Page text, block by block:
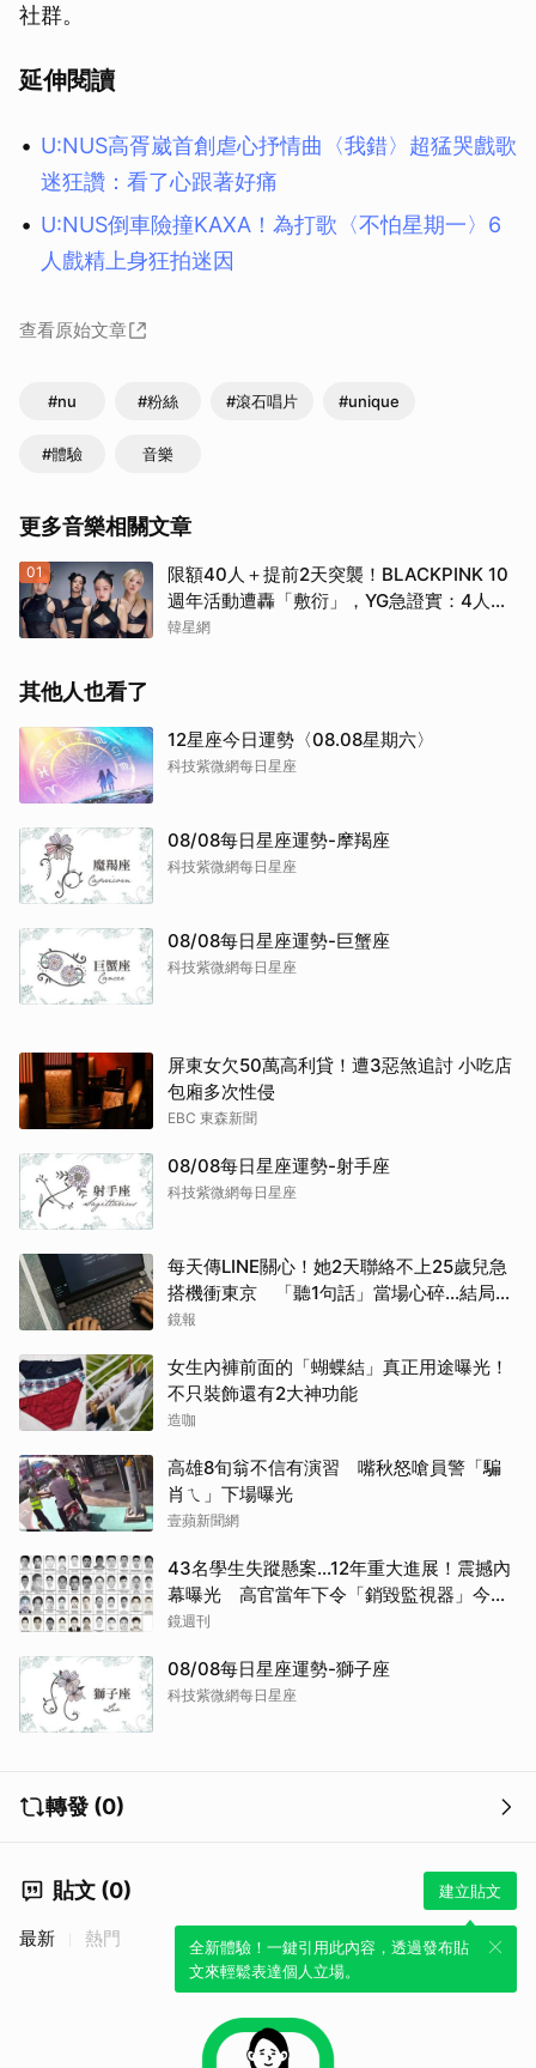
社群。
延伸閱讀
U:NUS高胥崴首創虐心抒情曲〈我錯〉超猛哭戲歌
迷狂讚：看了心跟著好痛
U:NUS倒車險撞KAXA！為打歌〈不怕星期一〉6
人戲精上身狂拍迷因
查看原始文章
#nu #粉絲 #滾石唱片 #unique
#體驗 音樂
更多音樂相關文章
01
限額40人＋提前2天突襲！BLACKPINK 10
週年活動遭轟「敷衍」，YG急證實：4人確
定完全體出席
韓星網
其他人也看了
12星座今日運勢〈08.08星期六〉
科技紫微網每日星座
08/08每日星座運勢-摩羯座
科技紫微網每日星座
08/08每日星座運勢-巨蟹座
科技紫微網每日星座
屏東女欠50萬高利貸！遭3惡煞追討 小吃店
包廂多次性侵
EBC 東森新聞
08/08每日星座運勢-射手座
科技紫微網每日星座
每天傳LINE關心！她2天聯絡不上25歲兒急
搭機衝東京 「聽1句話」當場心碎...結局看
哭網
鏡報
女生內褲前面的「蝴蝶結」真正用途曝光！
不只裝飾還有2大神功能
造咖
高雄8旬翁不信有演習 嘴秋怒嗆員警「騙
肖ㄟ」下場曝光
壹蘋新聞網
43名學生失蹤懸案...12年重大進展！震撼內
幕曝光 高官當年下令「銷毀監視器」今遭
逮
鏡週刊
08/08每日星座運勢-獅子座
科技紫微網每日星座
轉發 (0)
貼文 (0) 建立貼文
全新體驗！一鍵引用此內容，透過發布貼
文來輕鬆表達個人立場。
最新 熱門